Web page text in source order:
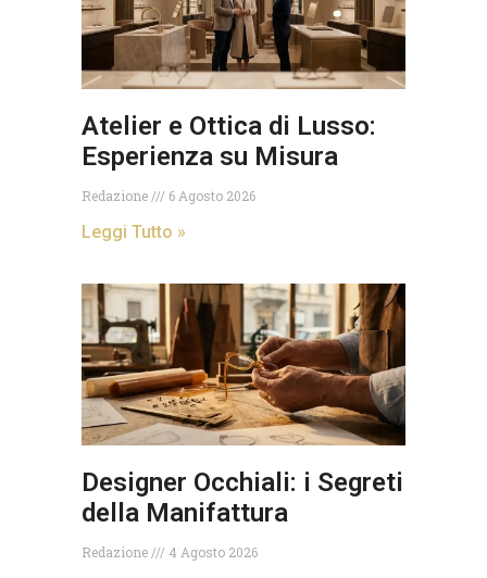
Atelier e Ottica di Lusso:
Esperienza su Misura
Redazione 6 Agosto 2026
Leggi Tutto »
Designer Occhiali: i Segreti
della Manifattura
Redazione 4 Agosto 2026